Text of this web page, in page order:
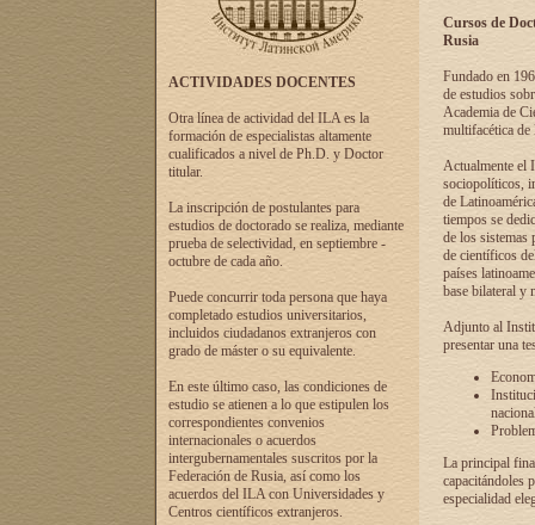
ACTIVIDADES DOCENTES
Otra línea de actividad del ILA es la
formación de especialistas altamente
cualificados a nivel de Ph.D. y Doctor
titular.
La inscripción de postulantes para
estudios de doctorado se realiza, mediante
prueba de selectividad, en septiembre -
octubre de cada año.
Puede concurrir toda persona que haya
completado estudios universitarios,
incluidos ciudadanos extranjeros con
grado de máster o su equivalente.
En este último caso, las condiciones de
estudio se atienen a lo que estipulen los
correspondientes convenios
internacionales o acuerdos
intergubernamentales suscritos por la
Federación de Rusia, así como los
acuerdos del ILA con Universidades y
Centros científicos extranjeros.
Cursos de
Rusia
Fundado en
de estudios
Academia de
multifacética de
Actualmente el
sociopolíticos,
de
tiempos se
de los sistemas
de científicos
países
base bilateral y
Adjunto al
presentar una
La principal
capacitándoles
especialidad